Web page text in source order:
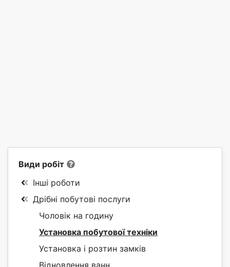
Види робіт
Інші роботи
Дрібні побутові послуги
Чоловік на годину
Установка побутової техніки
Установка і розтин замків